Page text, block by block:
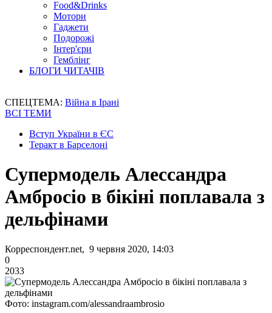
Food&Drinks
Мотори
Гаджети
Подорожі
Інтер'єри
Гемблінг
БЛОГИ ЧИТАЧІВ
СПЕЦТЕМА: Війна в Ірані
ВСІ ТЕМИ
Вступ України в ЄС
Теракт в Барселоні
Супермодель Алессандра
Амбросіо в бікіні поплавала з
дельфінами
Корреспондент.net, 9 червня 2020, 14:03
0
2033
Фото: instagram.com/alessandraambrosio